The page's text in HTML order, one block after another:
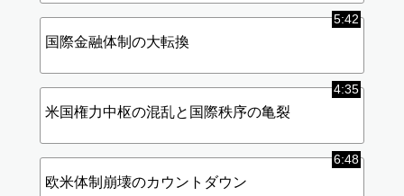
5:42
国際金融体制の大転換
4:35
米国権力中枢の混乱と国際秩序の亀裂
6:48
欧米体制崩壊のカウントダウン